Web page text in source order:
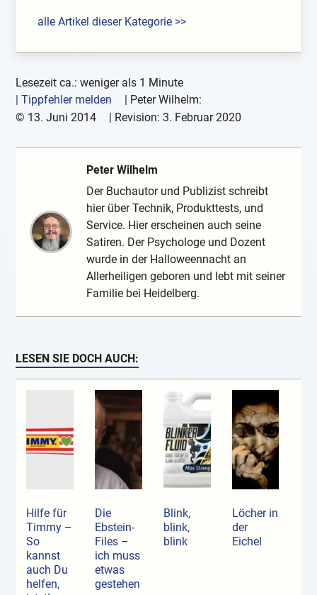
alle Artikel dieser Kategorie >>
Lesezeit ca.: weniger als 1 Minute
| Tippfehler melden
| Peter Wilhelm:
© 13. Juni 2014 | Revision:3. Februar 2020
Peter Wilhelm
Der Buchautor und Publizist schreibt
hier über Technik, Produkttests, und
Service. Hier erscheinen auch seine
Satiren. Der Psychologe und Dozent
wurde in der Halloweennacht an
Allerheiligen geboren und lebt mit seiner
Familie bei Heidelberg.
LESEN SIE DOCH AUCH:
Hilfe für
Timmy –
So
kannst
auch Du
helfen,
Die
Ebstein-
Files –
ich muss
etwas
gestehen
Blink,
blink,
blink
Löcher in
der
Eichel